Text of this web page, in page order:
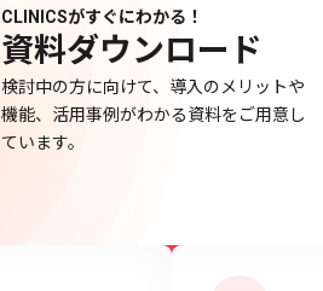
CLINICSがすぐにわかる！
資料ダウンロード
検討中の方に向けて、導入のメリットや
機能、活用事例がわかる資料をご用意し
ています。